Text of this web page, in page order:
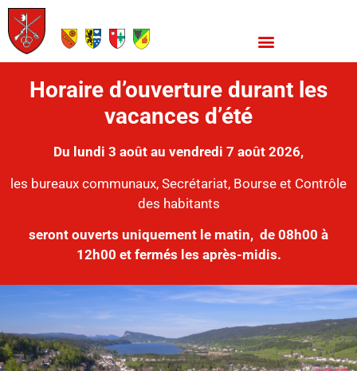
Horaire d’ouverture durant les
vacances d’été
Du lundi 3 août au vendredi 7 août 2026,
les bureaux communaux, Secrétariat, Bourse et Contrôle
des habitants
seront ouverts uniquement le matin, de 08h00 à
12h00 et fermés les après-midis.